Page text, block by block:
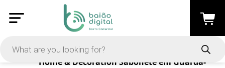
Products
Home & Decoration Sabonete em Guarda-